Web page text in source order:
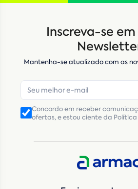
Inscreva-se em
Mantenha-se atualizado com as
Concordo em receber
ofertas, e estou ciente da
Locação Compra
E-mail*
Número de telefone*
CNPJ Inscrição Estadual(Produtor